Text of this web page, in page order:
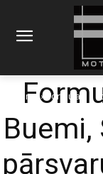
Sākums Formula E